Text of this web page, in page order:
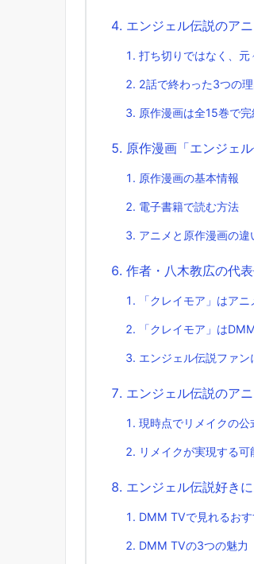
エンジェル伝説のア
打ち切りではなく、
2話で終わった3つの
原作漫画は全15巻で
原作漫画「エンジェ
原作漫画の基本情報
電子書籍で読む方法
アニメと原作漫画の違
作者・八木教広の代
「クレイモア」はア
「クレイモア」は
エンジェル伝説ファ
エンジェル伝説のア
現時点でリメイクの公
リメイクが実現する可
エンジェル伝説好き
DMM TVで見れるお
DMM TVの3つの魅力